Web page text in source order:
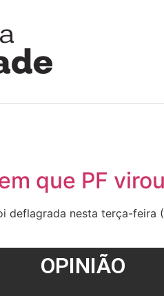
que PF virou
deflagrada nesta terça-feira
OPINIÃO